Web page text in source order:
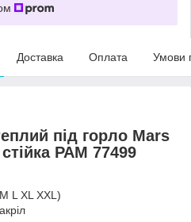
Доставка Оплата Умови
під горло Mars
РАМ 77499
L XL XXL)